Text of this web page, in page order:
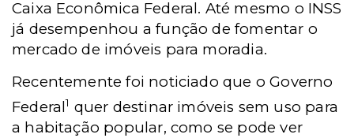
Caixa Econômica Federal. Até mesmo o INSS
já desempenhou a função de fomentar o
mercado de imóveis para moradia.
Recentemente foi noticiado que o Governo
Federal1 quer destinar imóveis sem uso para
a habitação popular, como se pode ver